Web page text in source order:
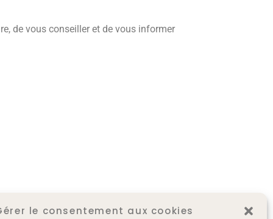
le consentement aux cookies
de vous conseiller et de vous informer